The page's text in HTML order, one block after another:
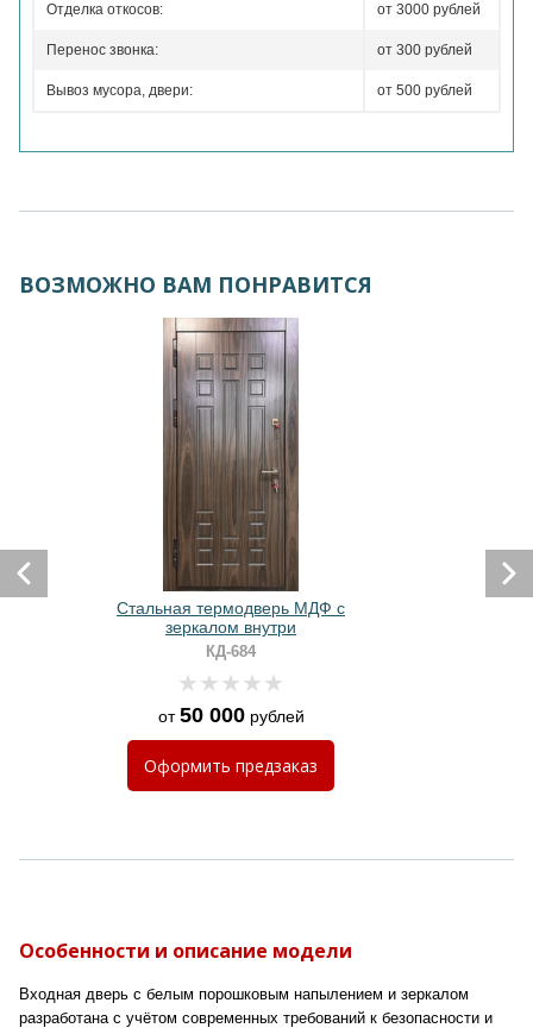
Отделка откосов: от 3000 рублей
Перенос звонка: от 300 рублей
Вывоз мусора, двери: от 500 рублей
ВОЗМОЖНО ВАМ ПОНРАВИТСЯ
Стальная термодверь МДФ с
зеркалом внутри
КД-684
от50 000рублей
Оформить предзаказ
Особенности и описание модели
Входная дверь с белым порошковым напылением и зеркалом
разработана с учётом современных требований к безопасности и